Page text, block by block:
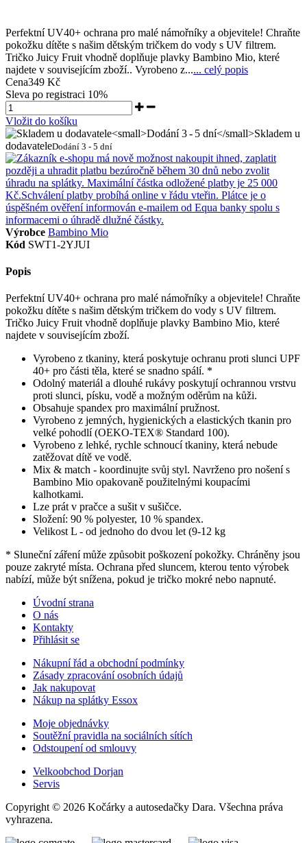
Perfektní UV40+ ochrana pro malé námořníky a objevitele! Chraňte
pokožku dítěte s našim dětským tričkem do vody s UV filtrem.
Tričko Juicy Fruit vhodně doplňuje plavky Bambino Mio, které
najdete v souvisejícím zboží.. Vyrobeno z...... celý popis
Cena349 Kč
Sleva po registraci 10%
Vložit do košíku
Skladem u
dodavateleDodání 3 - 5 dní
Výrobce Bambino Mio
Kód SWT1-2YJUI
Popis
Perfektní UV40+ ochrana pro malé námořníky a objevitele! Chraňte
pokožku dítěte s našim dětským tričkem do vody s UV filtrem.
Tričko Juicy Fruit vhodně doplňuje plavky Bambino Mio, které
najdete v souvisejícím zboží.
Vyrobeno z tkaniny, která poskytuje ochranu proti slunci UPF
40+ pro části těla, které se snadno spálí. *
Odolný materiál a dlouhé rukávy poskytují ochrannou vrstvu
proti slunci, písku, vodě a možným oděrům na kůži.
Obsahuje spandex pro maximální pružnost.
Vyrobeno z jemných, hygienických a elastických tkanin pro
velké pohodlí (OEKO-TEX® Standard 100).
Vyrobeno z lehké, rychle schnoucí tkaniny, která nebude
zatěžovat dítě ve vodě.
Mix & match - koordinujte svůj styl. Navrženo pro nošení s
Bambino Mio opakovaně použitelnými koupacími
kalhotkami.
Lze prát v pračce a sušit v sušičce.
Složení: 90 % polyester, 10 % spandex.
Velikost L - od jednoho do dvou let (9-12 kg
* Sluneční záření může způsobit poškození pokožky. Chráněny jsou
pouze zakryté místa. Ochrana před sluncem, kterou tento výrobek
nabízí, může být snížena, pokud je tričko mokré nebo napnuté.
Úvodní strana
O nás
Kontakty
Přihlásit se
Nákupní řád a obchodní podmínky
Zásady zpracování osobních údajů
Jak nakupovat
Nákup na splátky Essox
Moje objednávky
Soutěžní pravidla na sociálních sítích
Odstoupení od smlouvy
Velkoobchod Dorjan
Servis
Copyright © 2026 Kočárky a autosedačky Dara. Všechna práva
vyhrazena.